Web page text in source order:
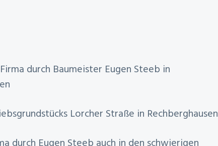
durch Baumeister Eugen Steeb in
Lorcher Straße in Rechberghausen